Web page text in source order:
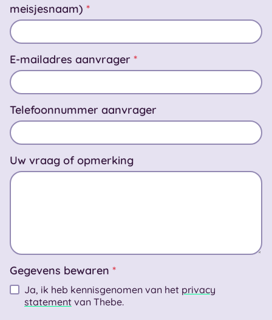
meisjesnaam) *
E-mailadres aanvrager *
Telefoonnummer aanvrager
Uw vraag of opmerking
Gegevens bewaren *
Ja, ik heb kennisgenomen van het privacy
statement van Thebe.